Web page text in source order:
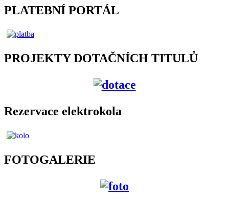
PLATEBNÍ PORTÁL
PROJEKTY DOTAČNÍCH TITULŮ
Rezervace elektrokola
FOTOGALERIE